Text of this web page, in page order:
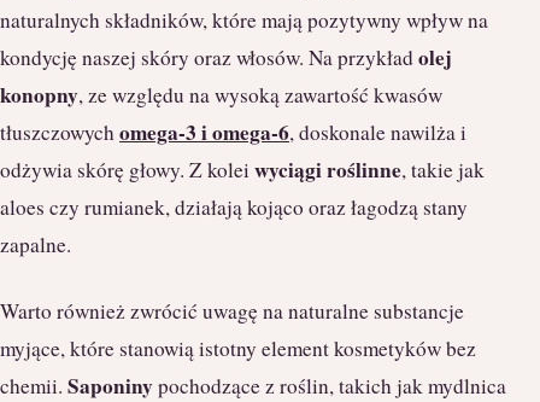
naturalnych składników, które mają pozytywny wpływ na
kondycję naszej skóry oraz włosów. Na przykładolej
konopny, ze względu na wysoką zawartość kwasów
tłuszczowychomega-3 i omega-6, doskonale nawilża i
odżywia skórę głowy. Z kolei wyciągi roślinne, takie jak
aloes czy rumianek, działają kojąco oraz łagodzą stany
zapalne.
Warto również zwrócić uwagę na naturalne substancje
myjące, które stanowią istotny element kosmetyków bez
chemii. Saponinypochodzące z roślin, takich jak mydlnica